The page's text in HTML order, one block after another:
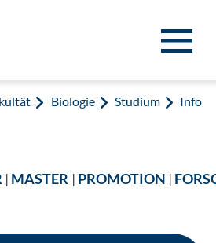
Biologie Studium
Info
| MASTER | PROMOTION |